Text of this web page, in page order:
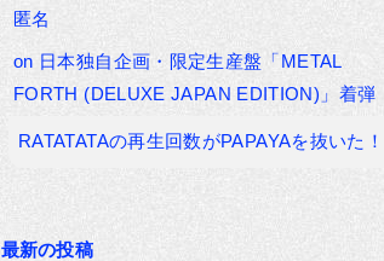
匿名
on 日本独自企画・限定生産盤「METAL
FORTH (DELUXE JAPAN EDITION)」着弾
RATATATAの再生回数がPAPAYAを抜いた！
最新の投稿